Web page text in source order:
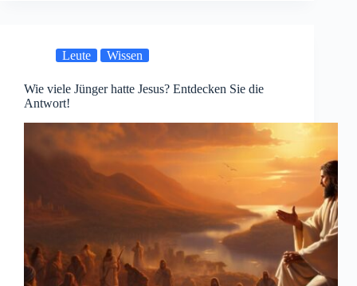
Leute Wissen
Wie viele Jünger hatte Jesus? Entdecken Sie die
Antwort!